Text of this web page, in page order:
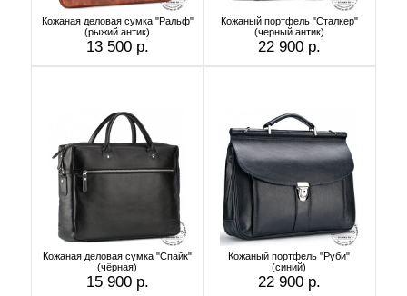
Кожаная деловая сумка "Ральф"
(рыжий антик)
13 500 р.
Кожаный портфель "Сталкер"
(черный антик)
22 900 р.
Кожаная деловая сумка "Спайк"
(чёрная)
15 900 р.
Кожаный портфель "Руби"
(синий)
22 900 р.